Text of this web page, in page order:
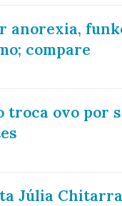
anorexia,
compare
troca ovo por
Júlia